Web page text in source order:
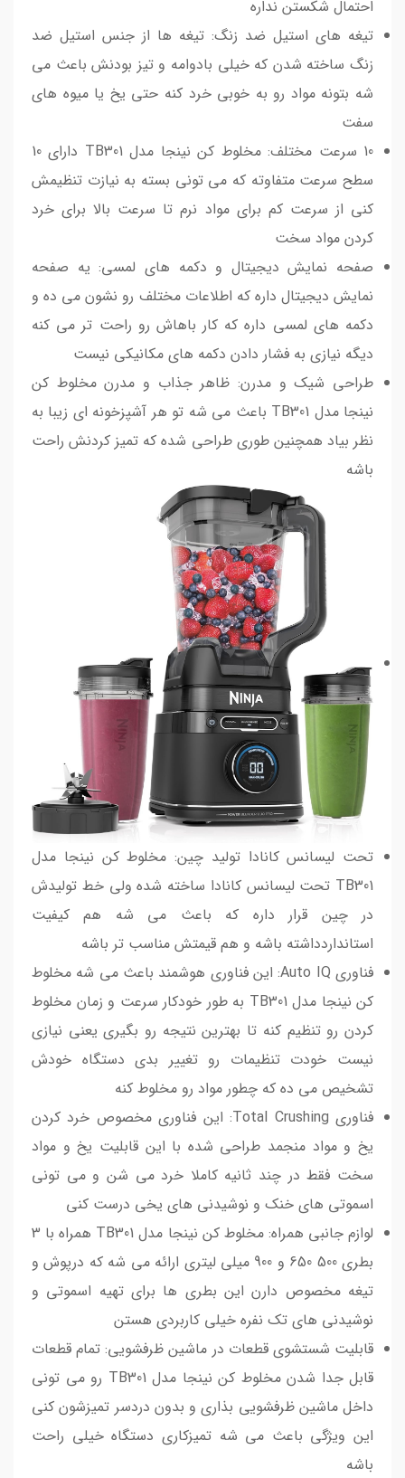
احتمال شکستن نداره
تیغه های استیل ضد زنگ: تیغه ها از جنس استیل ضد
زنگ ساخته شدن که خیلی بادوامه و تیز بودنش باعث می
شه بتونه مواد رو به خوبی خرد کنه حتی یخ یا میوه های
سفت
10 سرعت مختلف: مخلوط کن نینجا مدل TB301 دارای 10
سطح سرعت متفاوته که می تونی بسته به نیازت تنظیمش
کنی از سرعت کم برای مواد نرم تا سرعت بالا برای خرد
کردن مواد سخت
صفحه نمایش دیجیتال و دکمه های لمسی: یه صفحه
نمایش دیجیتال داره که اطلاعات مختلف رو نشون می ده و
دکمه های لمسی داره که کار باهاش رو راحت تر می کنه
دیگه نیازی به فشار دادن دکمه های مکانیکی نیست
طراحی شیک و مدرن: ظاهر جذاب و مدرن مخلوط کن
نینجا مدل TB301 باعث می شه تو هر آشپزخونه ای زیبا به
نظر بیاد همچنین طوری طراحی شده که تمیز کردنش راحت
باشه
تحت لیسانس کانادا تولید چین: مخلوط کن نینجا مدل
TB301 تحت لیسانس کانادا ساخته شده ولی خط تولیدش
در چین قرار داره که باعث می شه هم کیفیت
استانداردداشته باشه و هم قیمتش مناسب تر باشه
فناوری Auto IQ: این فناوری هوشمند باعث می شه مخلوط
کن نینجا مدل TB301 به طور خودکار سرعت و زمان مخلوط
کردن رو تنظیم کنه تا بهترین نتیجه رو بگیری یعنی نیازی
نیست خودت تنظیمات رو تغییر بدی دستگاه خودش
تشخیص می ده که چطور مواد رو مخلوط کنه
فناوری Total Crushing: این فناوری مخصوص خرد کردن
یخ و مواد منجمد طراحی شده با این قابلیت یخ و مواد
سخت فقط در چند ثانیه کاملا خرد می شن و می تونی
اسموتی های خنک و نوشیدنی های یخی درست کنی
لوازم جانبی همراه: مخلوط کن نینجا مدل TB301 همراه با 3
بطری 500 650 و 900 میلی لیتری ارائه می شه که درپوش و
تیغه مخصوص دارن این بطری ها برای تهیه اسموتی و
نوشیدنی های تک نفره خیلی کاربردی هستن
قابلیت شستشوی قطعات در ماشین ظرفشویی: تمام قطعات
قابل جدا شدن مخلوط کن نینجا مدل TB301 رو می تونی
داخل ماشین ظرفشویی بذاری و بدون دردسر تمیزشون کنی
این ویژگی باعث می شه تمیزکاری دستگاه خیلی راحت
باشه